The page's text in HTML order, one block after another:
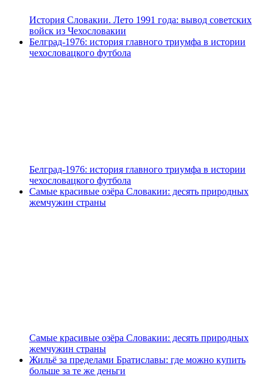
История Словакии. Лето 1991 года: вывод советских
войск из Чехословакии
Белград-1976: история главного триумфа в истории
чехословацкого футбола
Белград-1976: история главного триумфа в истории
чехословацкого футбола
Самые красивые озёра Словакии: десять природных
жемчужин страны
Самые красивые озёра Словакии: десять природных
жемчужин страны
Жильё за пределами Братиславы: где можно купить
больше за те же деньги